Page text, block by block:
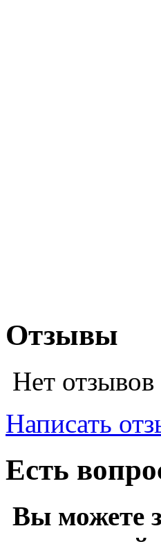
Отзывы
Нет
Написать
Есть
Вы можете